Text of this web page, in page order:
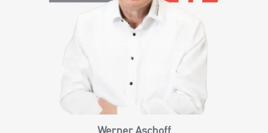
Werner Aschoff